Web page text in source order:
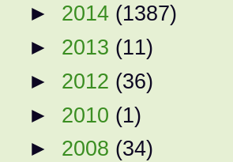
► 2014 (1387)
► 2013 (11)
► 2012 (36)
► 2010 (1)
► 2008 (34)